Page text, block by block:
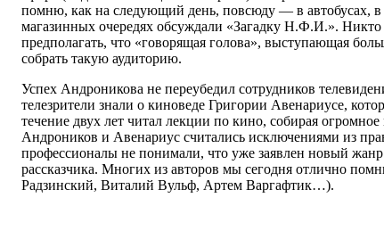
помню, как на следующий день, повсюду — в автобусах, в
магазинных очередях обсуждали «Загадку Н.Ф.И.». Никто
предполагать, что «говорящая голова», выступающая
собрать такую аудиторию.
Успех Андроникова не переубедил сотрудников
телезрители знали о киноведе Григории Авенариусе,
течение двух лет читал лекции по кино, собирая огромное
Андроников и Авенариус считались исключениями из
профессионалы не понимали, что уже заявлен новый
рассказчика. Многих из авторов мы сегодня отлично
Радзинский, Виталий Вульф, Артем Варгафтик…).